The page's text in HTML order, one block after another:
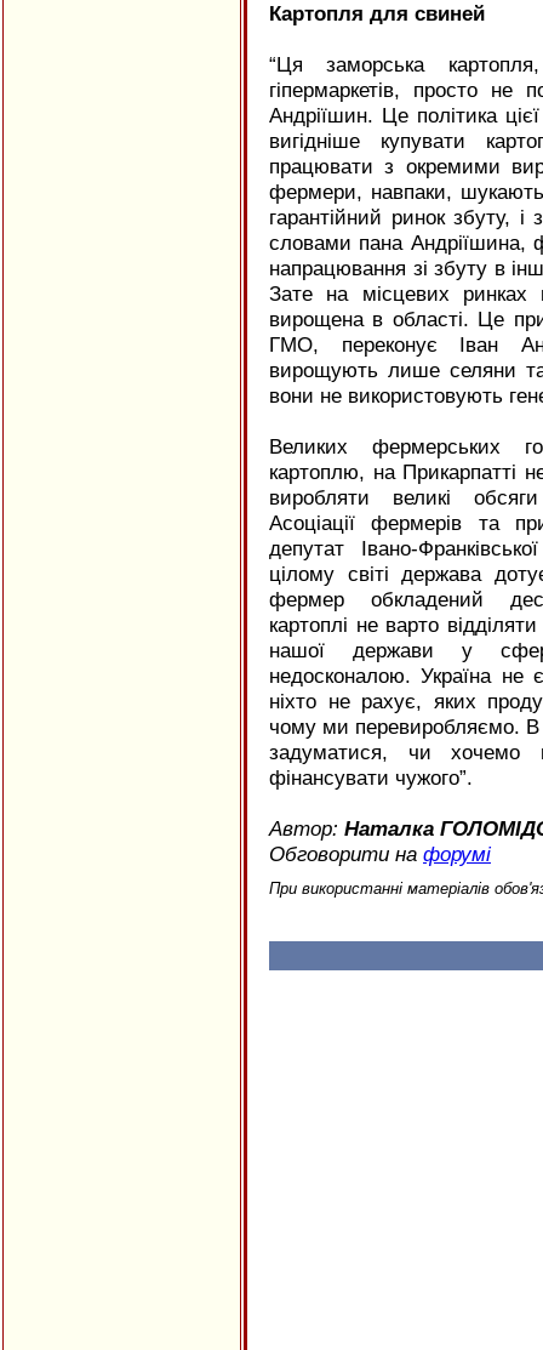
Картопля для свиней
“Ця заморська
гіпермаркетів, просто не
Андріїшин. Це політика
вигідніше купувати
працювати з окремими
фермери, навпаки,
гарантійний ринок збуту,
словами пана Андріїшина,
напрацювання зі збуту в
Зате на місцевих ринках
вирощена в області. Це
ГМО, переконує Іван
вирощують лише селяни та
вони не використовують
Великих фермерських
картоплю, на Прикарпатті
виробляти великі
Асоціації фермерів та
депутат Івано-
цілому світі держава
фермер обкладений
картоплі не варто
нашої держави у
недосконалою. Україна не
ніхто не рахує, яких
чому ми перевиробляємо. В
задуматися, чи
фінансувати чужого”.
Автор: Наталка
Обговорити на форумі
При використанні матеріалів